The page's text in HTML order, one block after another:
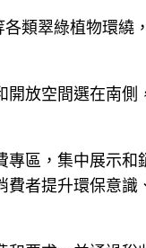
類翠綠植物環繞
放空間選在南側
區，集中展示和
者提升環保意識